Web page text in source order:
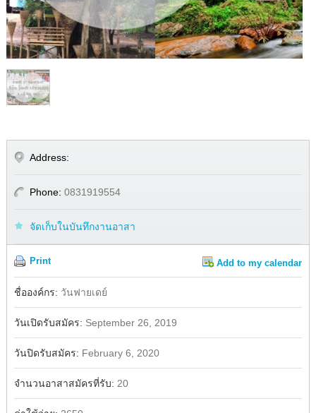
1/1
Address:
Phone: 0831919554
จัดเก็บในบันทึกงานอาสา
Print Add to my calendar
Facebook
ชื่อองค์กร: วันฟายเดย์
วันเปิดรับสมัคร: September 26, 2019
วันปิดรับสมัคร: February 6, 2020
จำนวนอาสาสมัครที่รับ: 20